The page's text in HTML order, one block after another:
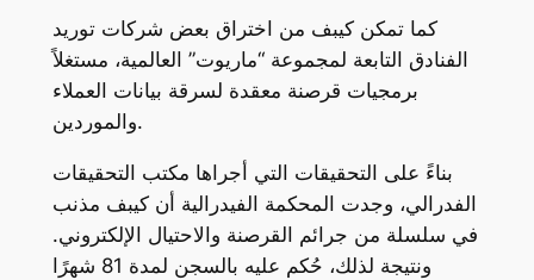
كما تمكن كيبف من اختراق بعض شركات توريد
الفنادق التابعة لمجموعة “ماريوت” العالمية، مستغلاً
برمجيات قرصنة معقدة لسرقة بيانات العملاء
والموردين.
بناءً على التحقيقات التي أجراها مكتب التحقيقات
الفدرالي، وجدت المحكمة الفيدرالية أن كيبف مذنب
في سلسلة من جرائم القرصنة والاحتيال الإلكتروني.
ونتيجة لذلك، حُكم عليه بالسجن لمدة 81 شهرًا